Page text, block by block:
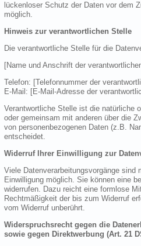
lückenloser Schutz der Daten vor dem
möglich.
Hinweis zur verantwortlichen Stelle
Die verantwortliche Stelle für die
[Name und Anschrift der
Telefon: [Telefonnummer der
E-Mail: [E-Mail-Adresse der
Verantwortliche Stelle ist die natürliche
oder gemeinsam mit anderen über die
von personenbezogenen Daten (z.B.
entscheidet.
Widerruf Ihrer Einwilligung zur
Viele Datenverarbeitungsvorgänge sind
Einwilligung möglich. Sie können eine
widerrufen. Dazu reicht eine formlose
Rechtmäßigkeit der bis zum Widerruf
vom Widerruf unberührt.
Widerspruchsrecht gegen die
sowie gegen Direktwerbung (Art. 21